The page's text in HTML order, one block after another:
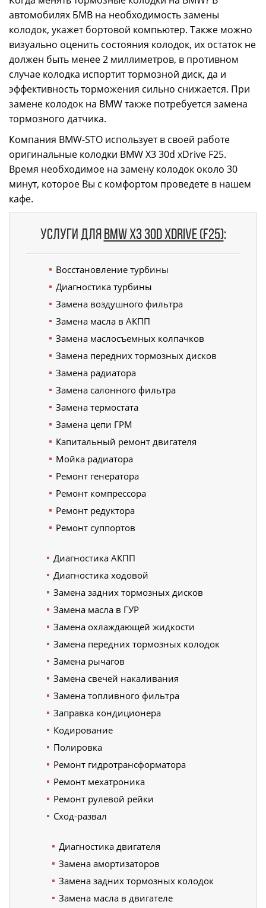
автомобилях БМВ на необходимость замены
колодок, укажет бортовой компьютер. Также можно
визуально оценить состояния колодок, их остаток не
должен быть менее 2 миллиметров, в противном
случае колодка испортит тормозной диск, да и
эффективность торможения сильно снижается. При
замене колодок на BMW также потребуется замена
тормозного датчика.
Компания BMW-STO использует в своей работе
оригинальные колодки BMW X3 30d xDrive F25.
Время необходимое на замену колодок около 30
минут, которое Вы с комфортом проведете в нашем
кафе.
Услуги дляBMW X3 30d xDrive (F25):
Восстановление турбины
Диагностика турбины
Замена воздушного фильтра
Замена масла в АКПП
Замена маслосъемных колпачков
Замена передних тормозных дисков
Замена радиатора
Замена салонного фильтра
Замена термостата
Замена цепи ГРМ
Капитальный ремонт двигателя
Мойка радиатора
Ремонт генератора
Ремонт компрессора
Ремонт редуктора
Ремонт суппортов
Диагностика АКПП
Диагностика ходовой
Замена задних тормозных дисков
Замена масла в ГУР
Замена охлаждающей жидкости
Замена передних тормозных колодок
Замена рычагов
Замена свечей накаливания
Замена топливного фильтра
Заправка кондиционера
Кодирование
Полировка
Ремонт гидротрансформатора
Ремонт мехатроника
Ремонт рулевой рейки
Сход-развал
Диагностика двигателя
Замена амортизаторов
Замена задних тормозных колодок
Замена масла в двигателе